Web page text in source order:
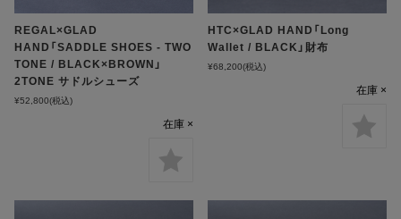
REGAL×GLAD
HAND「SADDLE SHOES - TWO
TONE / BLACK×BROWN」
2TONE サドルシューズ
¥52,800(税込)
在庫 ×
HTC×GLAD HAND「Long
Wallet / BLACK」財布
¥68,200(税込)
在庫 ×